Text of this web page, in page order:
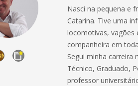
Nasci na pequena e
Catarina. Tive uma
locomotivas, vagões
companheira em
Segui minha carreira
Técnico, Graduado,
professor